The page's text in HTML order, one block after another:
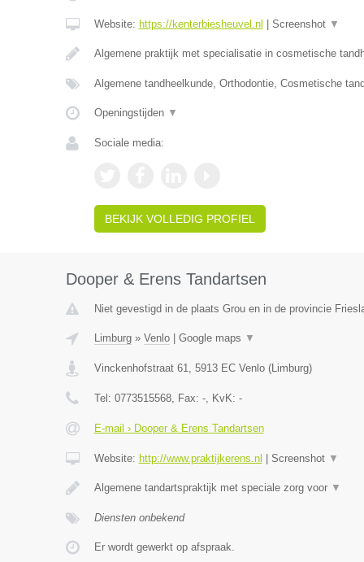
Website: https://kenterbiesheuvel.nl Screenshot ▼
Algemene praktijk met specialisatie in cosmetische
Algemene tandheelkunde, Orthodontie, Cosmetische
Openingstijden ▼
Sociale media:
BEKIJK VOLLEDIG PROFIEL
Dooper & Erens Tandartsen
Niet gevestigd in de plaats Grou en in de provincie
Limburg» Venlo| Google maps ▼
Vinckenhofstraat 61, 5913 EC Venlo(Limburg)
Tel: 0773515568, Fax: -, KvK: -
E-mail › Dooper & Erens Tandartsen
Website: http://www.praktijkerens.nl Screenshot ▼
Algemene tandartspraktijk met speciale zorg voor ▼
Diensten onbekend
Er wordt gewerkt op afspraak.